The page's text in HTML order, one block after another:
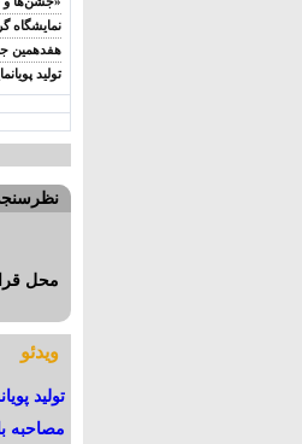
نمایشگاه
هفدهمین
تولید
محل
ویدئو
تولید
مصاحبه